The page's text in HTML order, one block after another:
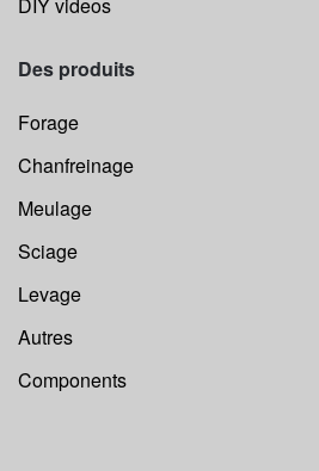
DIY videos
Des produits
Forage
Chanfreinage
Meulage
Sciage
Levage
Autres
Components